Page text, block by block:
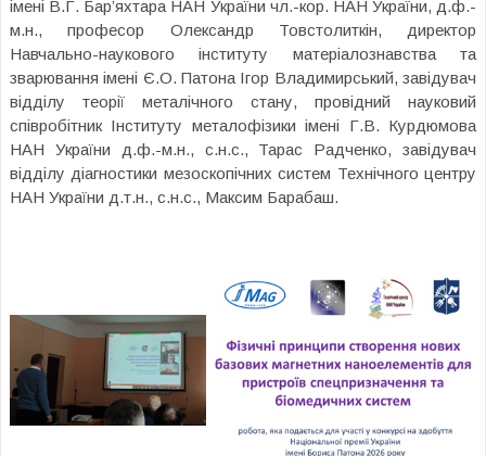
імені В.Г. Бар’яхтара НАН України чл.-кор. НАН України, д.ф.-
м.н., професор Олександр Товстолиткін, директор
Навчально-наукового інституту матеріалознавства та
зварювання імені Є.О. Патона Ігор Владимирський, завідувач
відділу теорії металічного стану, провідний науковий
співробітник Інституту металофізики імені Г.В. Курдюмова
НАН України д.ф.-м.н., с.н.с., Тарас Радченко, завідувач
відділу діагностики мезоскопічних систем Технічного центру
НАН України д.т.н., с.н.с., Максим Барабаш.